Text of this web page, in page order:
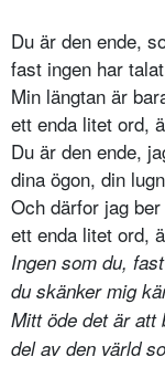
Du är den ende,
fast ingen har
Min längtan är
ett enda litet ord,
Du är den ende,
dina ögon, din
Och därfor jag
ett enda litet ord,
Ingen som du,
du skänker mig
Mitt öde det är att
del av den värld